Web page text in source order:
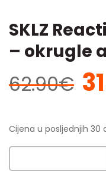
SKLZ
– okrugle
62.90€
je:
Cijena u posljednjih 30